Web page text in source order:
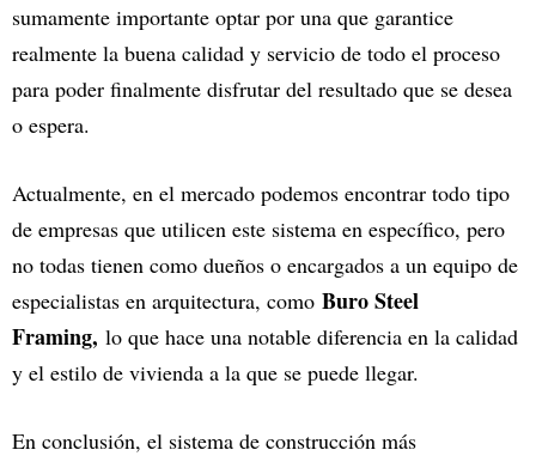
sumamente importante optar por una que garantice
realmente la buena calidad y servicio de todo el proceso
para poder finalmente disfrutar del resultado que se desea
o espera.
Actualmente, en el mercado podemos encontrar todo tipo
de empresas que utilicen este sistema en específico, pero
no todas tienen como dueños o encargados a un equipo de
especialistas en arquitectura, como Buro Steel
Framing, lo que hace una notable diferencia en la calidad
y el estilo de vivienda a la que se puede llegar.
En conclusión, el sistema de construcción más